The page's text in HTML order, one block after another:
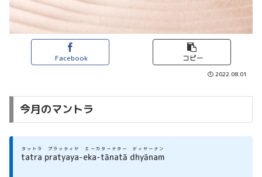
Facebook コピー
2022.08.01
今月のマントラ
tatra pratyaya-eka-tānatā dhyānam
タットラ プラッティヤ エーカターナター ディヤーナン